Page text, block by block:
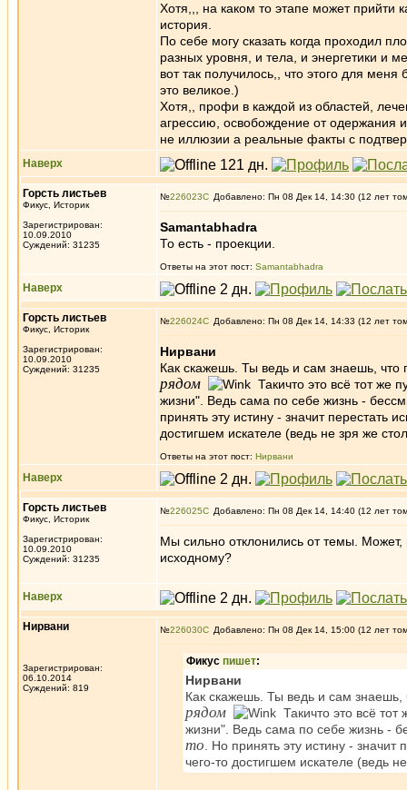
Хотя,,, на каком то этапе может прийти
история.
По себе могу сказать когда проходил
разных уровня, и тела, и энергетики и
вот так получилось,, что этого для
это великое.)
Хотя,, профи в каждой из областей,
агрессию, освобождение от одержания
не иллюзии а реальные факты с
Наверх
Горсть листьев
Фикус, Историк
Зарегистрирован:
10.09.2010
Суждений: 31235
№226023 Добавлено: Пн 08 Дек 14, 14:30 (12 лет
Samantabhadra
То есть - проекции.
Ответы на этот пост: Samantabhadra
Наверх
Горсть листьев
Фикус, Историк
Зарегистрирован:
10.09.2010
Суждений: 31235
№226024 Добавлено: Пн 08 Дек 14, 14:33 (12 лет
Нирвани
Как скажешь. Ты ведь и сам знаешь, что
рядом
Такичто это всё тот же
жизни". Ведь сама по себе жизнь -
принять эту истину - значит перестать
достигшем искателе (ведь не зря же
Ответы на этот пост: Нирвани
Наверх
Горсть листьев
Фикус, Историк
Зарегистрирован:
10.09.2010
Суждений: 31235
№226025 Добавлено: Пн 08 Дек 14, 14:40 (12 лет
Мы сильно отклонились от темы. Может,
исходному?
Наверх
Нирвани
Зарегистрирован:
06.10.2014
Суждений: 819
№226030 Добавлено: Пн 08 Дек 14, 15:00 (12 лет
Фикус пишет:
Нирвани
Как скажешь. Ты ведь и сам знаешь,
рядом
Такичто это всё
жизни". Ведь сама по себе жизнь -
то . Но принять эту истину - значит
чего-то достигшем искателе (ведь